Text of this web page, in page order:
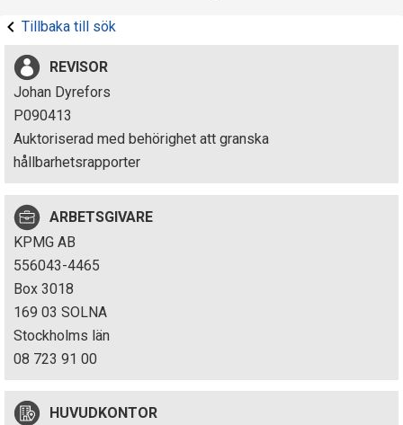
r
s
i
n
s
p
e
k
t
i
n
Tillbaka till sök
REVISOR
Johan Dyrefors
P090413
Auktoriserad med behörighet att granska
hållbarhetsrapporter
ARBETSGIVARE
KPMG AB
556043-4465
Box 3018
169 03 SOLNA
Stockholms län
08 723 91 00
HUVUDKONTOR